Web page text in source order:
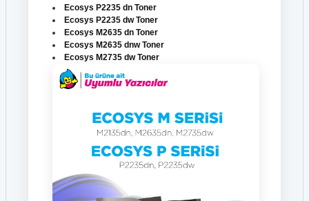
Ecosys P2235 dn Toner
Ecosys P2235 dw Toner
Ecosys M2635 dn Toner
Ecosys M2635 dnw Toner
Ecosys M2735 dw Toner